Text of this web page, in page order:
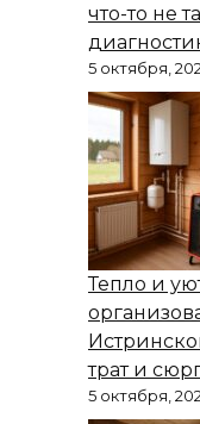
что-то не
5 октября,
Тепло и
трат и
5 октября,